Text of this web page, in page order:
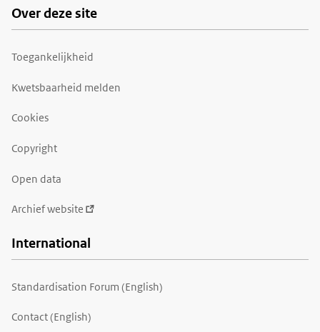
Over deze site
Toegankelijkheid
Kwetsbaarheid melden
Cookies
Copyright
Open data
Archief website
International
Standardisation Forum (English)
Contact (English)